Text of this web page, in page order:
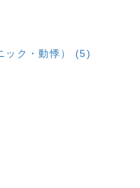
ック・動悸） (5)